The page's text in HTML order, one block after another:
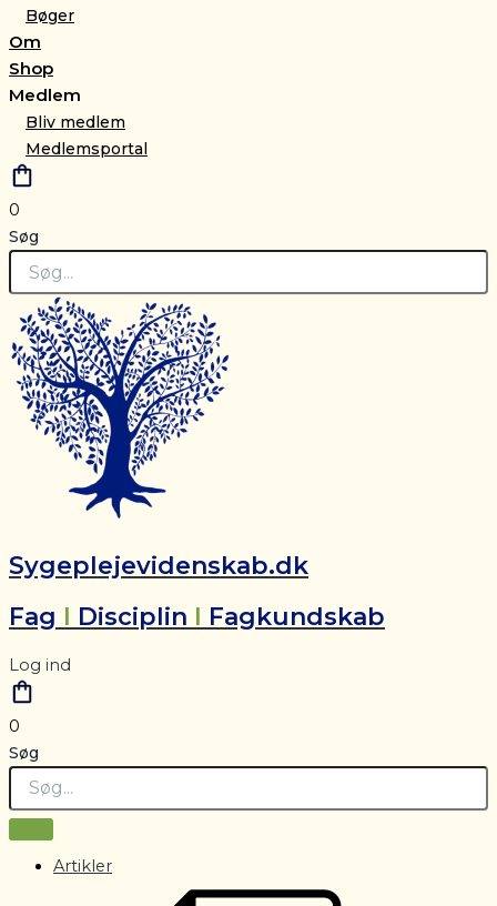
Bøger
Om
Shop
Medlem
Bliv medlem
Medlemsportal
0
Søg
Sygeplejevidenskab.dk
Fag I Disciplin I Fagkundskab
Log ind
0
Søg
Artikler